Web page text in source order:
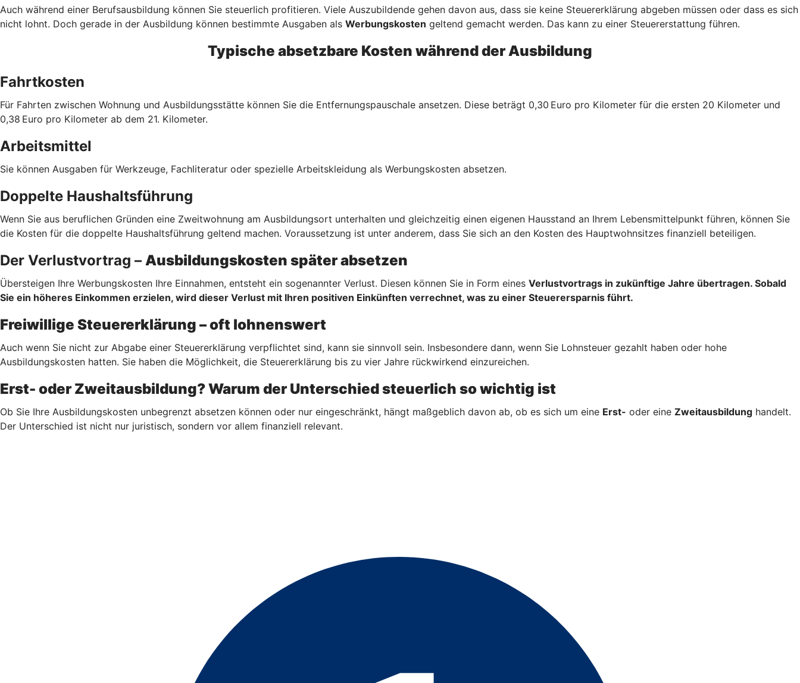
Auch während einer Berufsausbildung können Sie steuerlich profitieren. Viele Auszubildende gehen davon aus, dass sie keine Steuererklärung abgeben müssen oder dass es sich
nicht lohnt. Doch gerade in der Ausbildung können bestimmte Ausgaben als Werbungskosten geltend gemacht werden. Das kann zu einer Steuererstattung führen.
Typische absetzbare Kosten während der Ausbildung
Fahrtkosten
Für Fahrten zwischen Wohnung und Ausbildungsstätte können Sie die Entfernungspauschale ansetzen. Diese beträgt 0,30 Euro pro Kilometer für die ersten 20 Kilometer und
0,38 Euro pro Kilometer ab dem 21. Kilometer.
Arbeitsmittel
Sie können Ausgaben für Werkzeuge, Fachliteratur oder spezielle Arbeitskleidung als Werbungskosten absetzen.
Doppelte Haushaltsführung
Wenn Sie aus beruflichen Gründen eine Zweitwohnung am Ausbildungsort unterhalten und gleichzeitig einen eigenen Hausstand an Ihrem Lebensmittelpunkt führen, können Sie
die Kosten für die doppelte Haushaltsführung geltend machen. Voraussetzung ist unter anderem, dass Sie sich an den Kosten des Hauptwohnsitzes finanziell beteiligen.
Der Verlustvortrag – Ausbildungskosten später absetzen
Übersteigen Ihre Werbungskosten Ihre Einnahmen, entsteht ein sogenannter Verlust. Diesen können Sie in Form eines Verlustvortrags in zukünftige Jahre übertragen. Sobald
Sie ein höheres Einkommen erzielen, wird dieser Verlust mit Ihren positiven Einkünften verrechnet, was zu einer Steuerersparnis führt.
Freiwillige Steuererklärung – oft lohnenswert
Auch wenn Sie nicht zur Abgabe einer Steuererklärung verpflichtet sind, kann sie sinnvoll sein. Insbesondere dann, wenn Sie Lohnsteuer gezahlt haben oder hohe
Ausbildungskosten hatten. Sie haben die Möglichkeit, die Steuererklärung bis zu vier Jahre rückwirkend einzureichen.
Erst- oder Zweitausbildung? Warum der Unterschied steuerlich so wichtig ist
Ob Sie Ihre Ausbildungskosten unbegrenzt absetzen können oder nur eingeschränkt, hängt maßgeblich davon ab, ob es sich um eine Erst- oder eine Zweitausbildung handelt.
Der Unterschied ist nicht nur juristisch, sondern vor allem finanziell relevant.